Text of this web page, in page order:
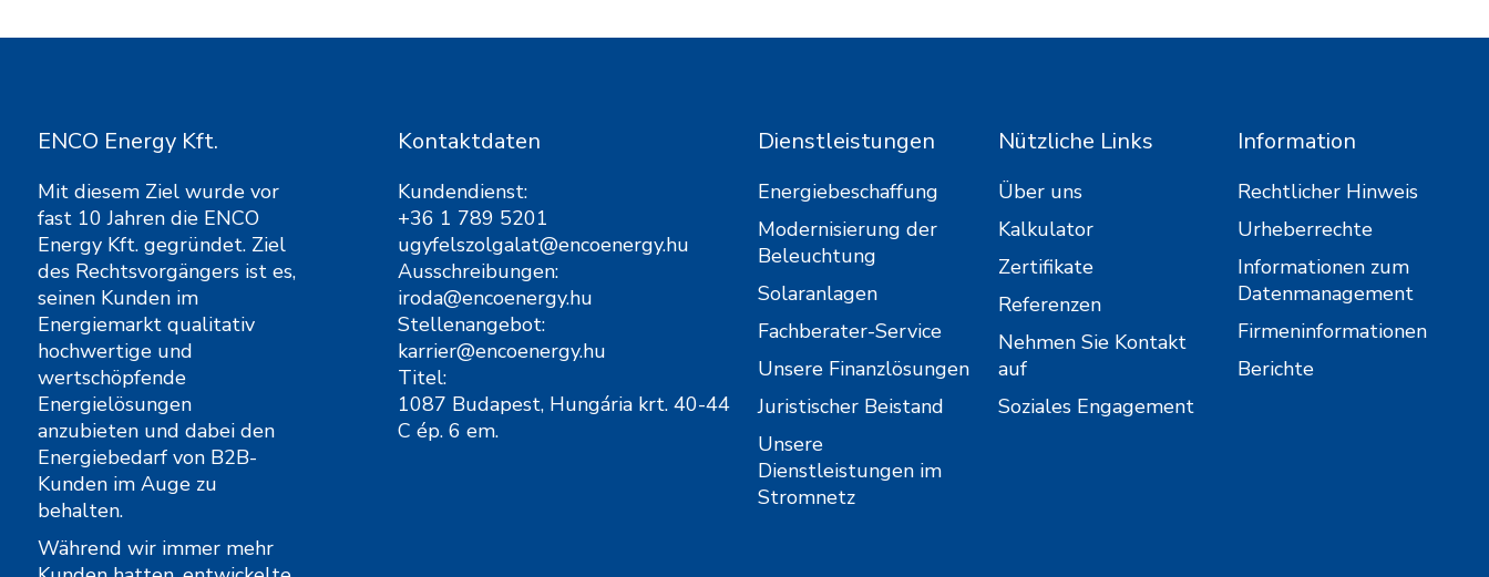
ENCO Energy Kft.
Mit diesem Ziel wurde vor
fast 10 Jahren die ENCO
Energy Kft. gegründet. Ziel
des Rechtsvorgängers ist es,
seinen Kunden im
Energiemarkt qualitativ
hochwertige und
wertschöpfende
Energielösungen
anzubieten und dabei den
Energiebedarf von B2B-
Kunden im Auge zu
behalten.
Während wir immer mehr
Kontaktdaten
Kundendienst:
+36 1 789 5201
ugyfelszolgalat@encoenergy.hu
Ausschreibungen:
iroda@encoenergy.hu
Stellenangebot:
karrier@encoenergy.hu
Titel:
1087 Budapest, Hungária krt. 40-44
C ép. 6 em.
Dienstleistungen
Energiebeschaffung
Modernisierung der
Beleuchtung
Solaranlagen
Fachberater-Service
Unsere Finanzlösungen
Juristischer Beistand
Unsere
Dienstleistungen im
Stromnetz
Nützliche Links
Über uns
Kalkulator
Zertifikate
Referenzen
Nehmen Sie Kontakt
auf
Soziales Engagement
Information
Rechtlicher Hinweis
Urheberrechte
Informationen zum
Datenmanagement
Firmeninformationen
Berichte